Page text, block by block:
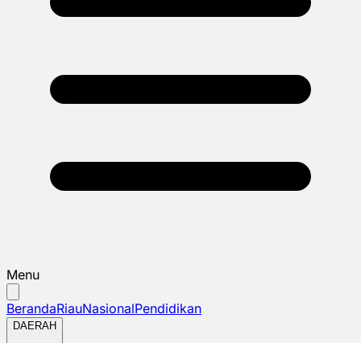
Menu
BerandaRiauNasionalPendidikan
DAERAH